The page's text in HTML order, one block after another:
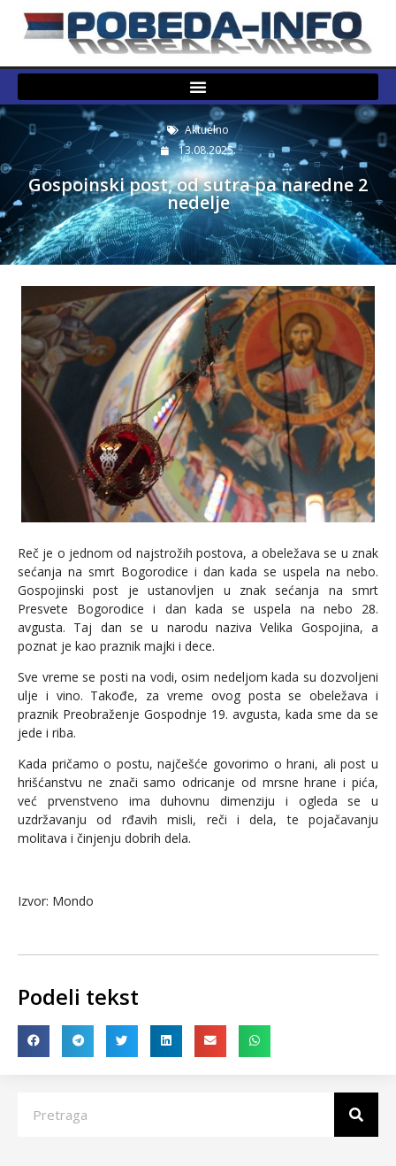
Aktuelno
13.08.2025.
Gospoinski post, od sutra pa naredne 2
nedelje
Reč je o jednom od najstrožih postova, a obeležava se u znak
sećanja na smrt Bogorodice i dan kada se uspela na nebo.
Gospojinski post je ustanovljen u znak sećanja na smrt
Presvete Bogorodice i dan kada se uspela na nebo 28.
avgusta. Taj dan se u narodu naziva Velika Gospojina, a
poznat je kao praznik majki i dece.
Sve vreme se posti na vodi, osim nedeljom kada su dozvoljeni
ulje i vino. Takođe, za vreme ovog posta se obeležava i
praznik Preobraženje Gospodnje 19. avgusta, kada sme da se
jede i riba.
Kada pričamo o postu, najčešće govorimo o hrani, ali post u
hrišćanstvu ne znači samo odricanje od mrsne hrane i pića,
već prvenstveno ima duhovnu dimenziju i ogleda se u
uzdržavanju od rđavih misli, reči i dela, te pojačavanju
molitava i činjenju dobrih dela.
Izvor: Mondo
Podeli tekst